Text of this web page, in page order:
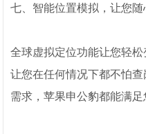
七、智能位置模拟，让您随
全球虚拟定位功能让您轻
让您在任何情况下都不怕
需求，苹果申公豹都能满足